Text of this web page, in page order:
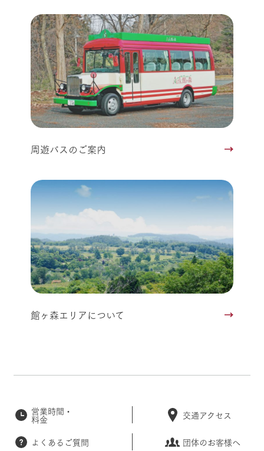
周遊バスのご案内
館ヶ森エリアについて
営業時間・
料金 交通アクセス
よくあるご質問
団体のお客様へ